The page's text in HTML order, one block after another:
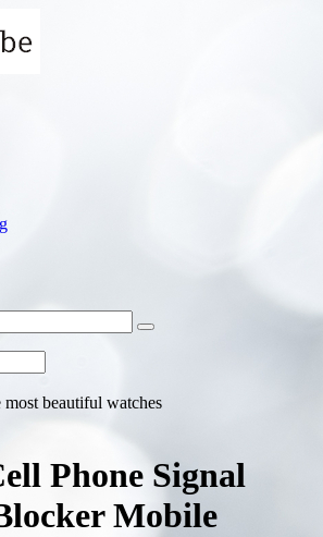
beautiful watches
Phone Signal
Mobile